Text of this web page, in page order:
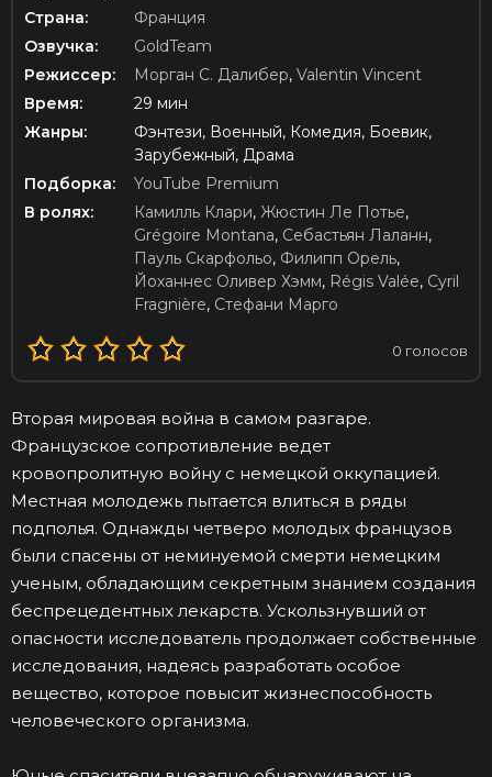
Страна:
Франция
Озвучка:
GoldTeam
Режиссер:
Морган С. Далибер, Valentin Vincent
Время:
29 мин
Жанры:
Фэнтези, Военный, Комедия, Боевик,
Зарубежный, Драма
Подборка:
YouTube Premium
В ролях:
Камилль Клари, Жюстин Ле Потье,
Grégoire Montana, Себастьян Лаланн,
Пауль Скарфольо, Филипп Орель,
Йоханнес Оливер Хэмм, Régis Valée, Cyril
Fragnière, Стефани Марго
0 голосов
Вторая мировая война в самом разгаре.
Французское сопротивление ведет
кровопролитную войну с немецкой оккупацией.
Местная молодежь пытается влиться в ряды
подполья. Однажды четверо молодых французов
были спасены от неминуемой смерти немецким
ученым, обладающим секретным знанием создания
беспрецедентных лекарств. Ускользнувший от
опасности исследователь продолжает собственные
исследования, надеясь разработать особое
вещество, которое повысит жизнеспособность
человеческого организма.